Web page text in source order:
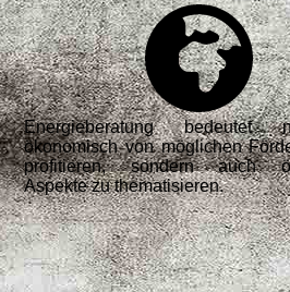
Energieberatung bedeutet
ökonomisch von möglichen
profitieren, sondern auch
Aspekte zu thematisieren.